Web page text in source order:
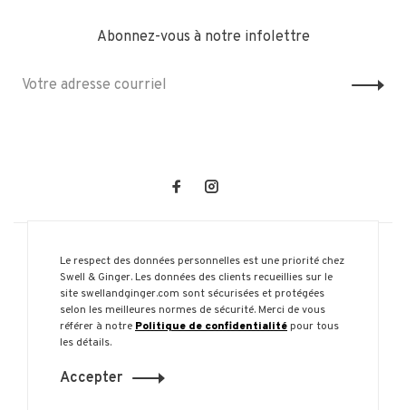
Abonnez-vous à notre infolettre
© Copyright 2026 Swell & Ginger
Le respect des données personnelles est une priorité chez
Swell & Ginger. Les données des clients recueillies sur le
site swellandginger.com sont sécurisées et protégées
selon les meilleures normes de sécurité. Merci de vous
référer à notre Politique de confidentialitépour tous
les détails.
Accepter